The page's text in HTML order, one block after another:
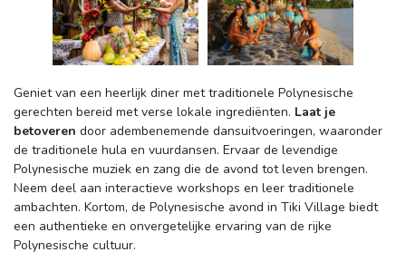
Geniet van een heerlijk diner met traditionele Polynesische
gerechten bereid met verse lokale ingrediënten. Laat je
betoveren door adembenemende dansuitvoeringen, waaronder
de traditionele hula en vuurdansen. Ervaar de levendige
Polynesische muziek en zang die de avond tot leven brengen.
Neem deel aan interactieve workshops en leer traditionele
ambachten. Kortom, de Polynesische avond in Tiki Village biedt
een authentieke en onvergetelijke ervaring van de rijke
Polynesische cultuur.